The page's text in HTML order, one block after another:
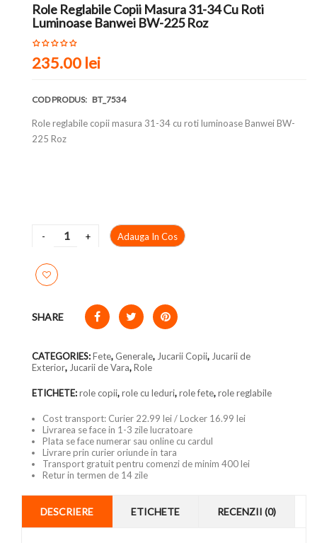
Role Reglabile Copii Masura 31-34 Cu Roti
Luminoase Banwei BW-225 Roz
235.00 lei
COD PRODUS: BT_7534
Role reglabile copii masura 31-34 cu roti luminoase Banwei BW-
225 Roz
Adauga In Cos
SHARE
CATEGORIES:Fete, Generale, Jucarii Copii, Jucarii de
Exterior, Jucarii de Vara,Role
ETICHETE:role copii,role cu leduri,role fete,role reglabile
Cost transport: Curier 22.99 lei / Locker 16.99 lei
Livrarea se face in 1-3 zile lucratoare
Plata se face numerar sau online cu cardul
Livrare prin curier oriunde in tara
Transport gratuit pentru comenzi de minim 400 lei
Retur in termen de 14 zile
DESCRIERE ETICHETE RECENZII (0)